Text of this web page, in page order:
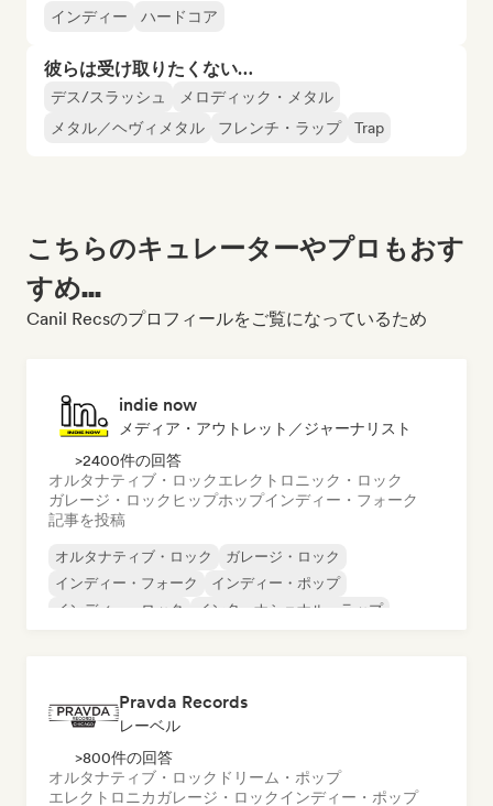
インディー ハードコア
彼らは受け取りたくない…
デス/スラッシュ
メロディック・メタル
メタル／ヘヴィメタル
フレンチ・ラップ Trap
こちらのキュレーターやプロもおす
すめ...
Canil Recsのプロフィールをご覧になっているため
indie now
メディア・アウトレット／ジャーナリスト
>2400件の回答
オルタナティブ・ロックエレクトロニック・ロック
ガレージ・ロック ヒップホップインディー・フォーク
記事を投稿
オルタナティブ・ロック
ガレージ・ロック
インディー・フォーク
インディー・ポップ
インディー・ロック
インターナショナル・ラップ
Pravda Records
レーベル
>800件の回答
オルタナティブ・ロック ドリーム・ポップ
エレクトロニカガレージ・ロックインディー・ポップ